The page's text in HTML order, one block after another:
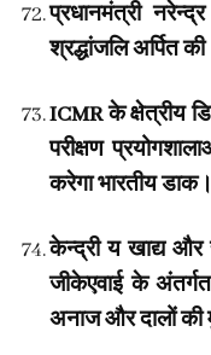
प्रधानमंत्री
श्रद्धांजलि अर्पित
ICMR के क्षेत्रीय
परीक्षण
करेगा भारतीय डाक।
केन्द्री य खाद्य और
जीकेएवाई के
अनाज और दालों की